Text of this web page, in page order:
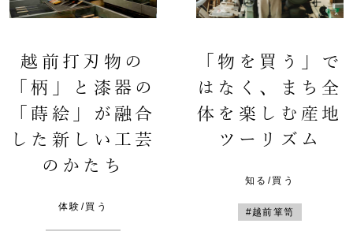
越前打刃物の
「柄」と漆器の
「蒔絵」が融合
した新しい工芸
のかたち
体験/買う
「物を買う」で
はなく、まち全
体を楽しむ産地
ツーリズム
知る/買う
#越前箪笥